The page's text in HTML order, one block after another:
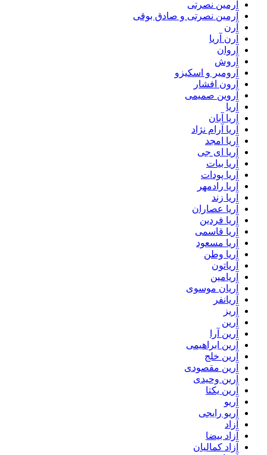
آرمین نصرتی
آرمین نصرتی و صادق بوقی
آرن
آرن آریا
آروان
آروش
آرومیر و اسکیزو
آرون افشار
آروین صمیمی
آریا
آریا آبان
آریا آرام نژاد
آریا امجد
آریا ای جی
آریا بیات
آریا پودات
آریا رادمهر
آریا زند
آریا عصاران
آریا فردین
آریا قاسمی
آریا مسعود
آریا وطن
آریاتون
آریامین
آریان موسوی
آریانفر
آریز
آرین
آرین آرا
آرین ابراهیمی
آرین خلج
آرین مقصودی
آرین وحیدی
آرین یکتا
آریو
آریو رایجی
آزاد
آزاد بیضا
آزاد کمالیان